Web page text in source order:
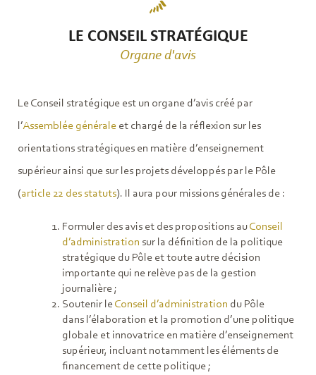
LE CONSEIL STRATÉGIQUE
Organe d'avis
Le Conseil stratégique est un organe d’avis créé par
l’Assemblée générale et chargé de la réflexion sur les
orientations stratégiques en matière d’enseignement
supérieur ainsi que sur les projets développés par le Pôle
(article 22 des statuts). Il aura pour missions générales de :
Formuler des avis et des propositions auConseil
d’administration sur la définition de la politique
stratégique du Pôle et toute autre décision
importante qui ne relève pas de la gestion
journalière ;
Soutenir leConseil d’administration du Pôle
dans l’élaboration et la promotion d’une politique
globale et innovatrice en matière d’enseignement
supérieur, incluant notamment les éléments de
financement de cette politique ;